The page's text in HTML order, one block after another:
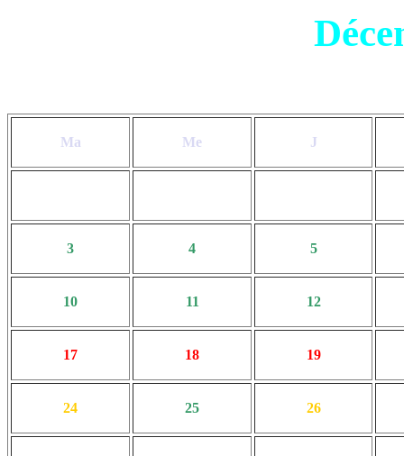
Ma Me J
3 4 5
10 11 12
17 18 19
24 25 26